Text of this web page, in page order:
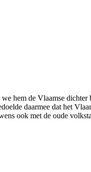
hem de Vlaamse
daarmee dat het
ook met de oude